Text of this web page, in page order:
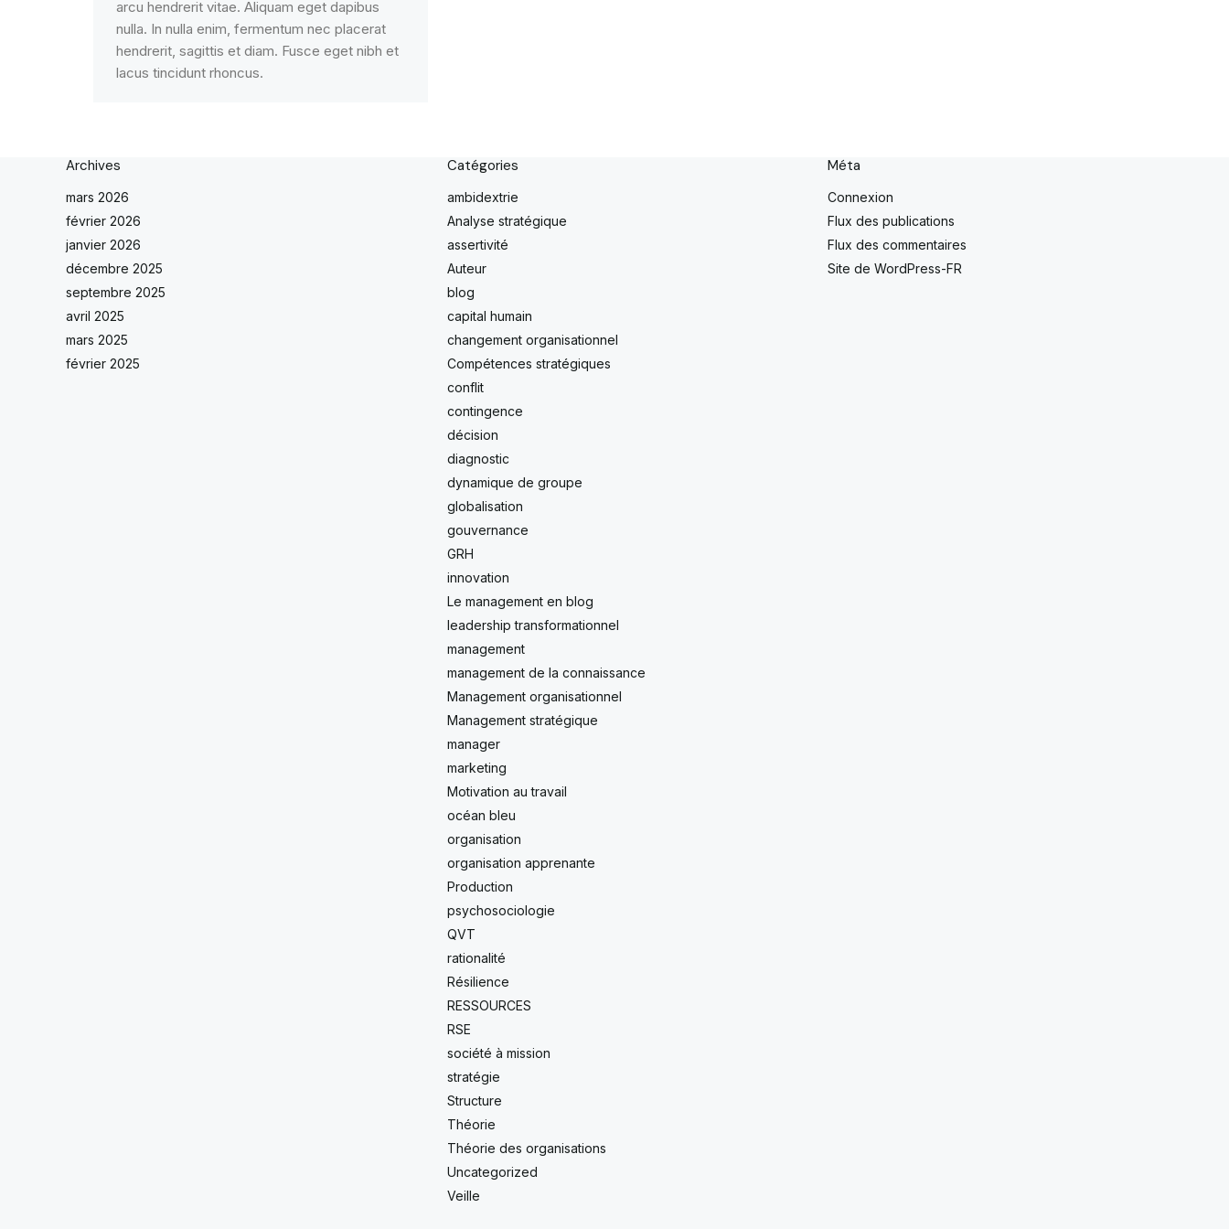
arcu hendrerit vitae. Aliquam eget dapibus
nulla. In nulla enim, fermentum nec placerat
hendrerit, sagittis et diam. Fusce eget nibh et
lacus tincidunt rhoncus.
Archives
mars 2026
février 2026
janvier 2026
décembre 2025
septembre 2025
avril 2025
mars 2025
février 2025
Catégories
ambidextrie
Analyse stratégique
assertivité
Auteur
blog
capital humain
changement organisationnel
Compétences stratégiques
conflit
contingence
décision
diagnostic
dynamique de groupe
globalisation
gouvernance
GRH
innovation
Le management en blog
leadership transformationnel
management
management de la connaissance
Management organisationnel
Management stratégique
manager
marketing
Motivation au travail
océan bleu
organisation
organisation apprenante
Production
psychosociologie
QVT
rationalité
Résilience
RESSOURCES
RSE
société à mission
stratégie
Structure
Théorie
Théorie des organisations
Uncategorized
Veille
Méta
Connexion
Flux des publications
Flux des commentaires
Site de WordPress-FR